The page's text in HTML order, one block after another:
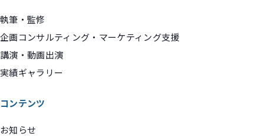
執筆・監修
企画コンサルティング・マーケティング支援
講演・動画出演
実績ギャラリー
コンテンツ
お知らせ